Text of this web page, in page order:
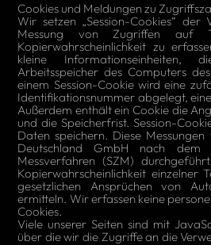
Cookies und Meldungen zu
Wir setzen „Session-Cookies“
Messung von Zugriffen auf
Kopierwahrscheinlichkeit zu
kleine
Arbeitsspeicher des Computers
einem Session-Cookie wird eine
Identifikationsnummer abgelegt,
Außerdem enthält ein Cookie die
und die Speicherfrist. Session-
Daten speichern. Diese
Deutschland GmbH nach dem
Messverfahren (SZM)
Kopierwahrscheinlichkeit einzelner
gesetzlichen Ansprüchen von
ermitteln. Wir erfassen keine
Cookies.
Viele unserer Seiten sind mit
über die wir die Zugriffe an die